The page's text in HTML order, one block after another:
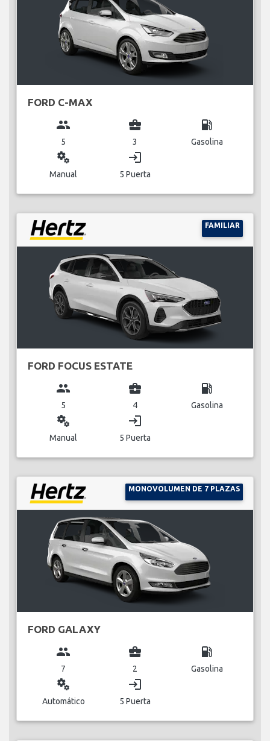
FORD C-MAX
group
5
business_center
3
local_gas_station
Gasolina
miscellaneous_services
Manual
login
5 Puerta
FAMILIAR
FORD FOCUS ESTATE
group
5
business_center
4
local_gas_station
Gasolina
miscellaneous_services
Manual
login
5 Puerta
MONOVOLUMEN DE 7 PLAZAS
FORD GALAXY
group
7
business_center
2
local_gas_station
Gasolina
miscellaneous_services
Automático
login
5 Puerta